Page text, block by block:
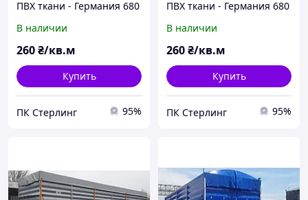
ПВХ ткани - Германия 680
В наличии
260₴/кв.м
Купить
ПК Стерлинг 95%
ПВХ ткани - Германия 680
открытым кузовом
В наличии
260₴/кв.м
Купить
ПК Стерлинг 95%